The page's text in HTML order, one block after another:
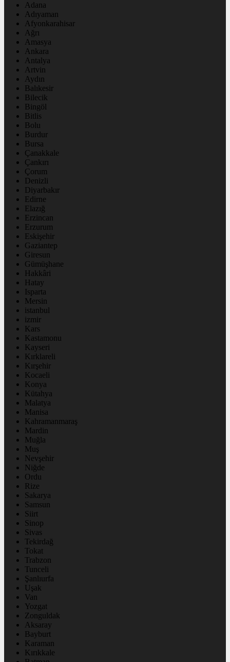
Adana
Adıyaman
Afyonkarahisar
Ağrı
Amasya
Ankara
Antalya
Artvin
Aydın
Balıkesir
Bilecik
Bingöl
Bitlis
Bolu
Burdur
Bursa
Çanakkale
Çankırı
Çorum
Denizli
Diyarbakır
Edirne
Elazığ
Erzincan
Erzurum
Eskişehir
Gaziantep
Giresun
Gümüşhane
Hakkâri
Hatay
Isparta
Mersin
istanbul
izmir
Kars
Kastamonu
Kayseri
Kırklareli
Kırşehir
Kocaeli
Konya
Kütahya
Malatya
Manisa
Kahramanmaraş
Mardin
Muğla
Muş
Nevşehir
Niğde
Ordu
Rize
Sakarya
Samsun
Siirt
Sinop
Sivas
Tekirdağ
Tokat
Trabzon
Tunceli
Şanlıurfa
Uşak
Van
Yozgat
Zonguldak
Aksaray
Bayburt
Karaman
Kırıkkale